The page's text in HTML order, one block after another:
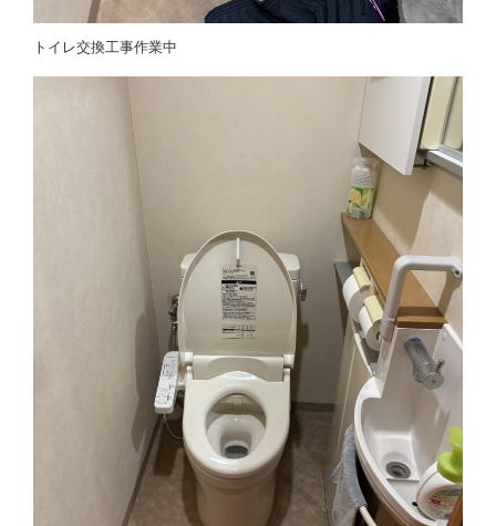
トイレ交換工事作業中